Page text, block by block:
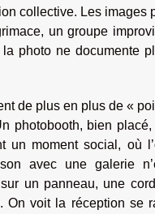
collective. Les images
un groupe
la photo ne documente
de plus en plus de «
photobooth, bien
un moment social, où
avec une galerie
un panneau, une
voit la réception se